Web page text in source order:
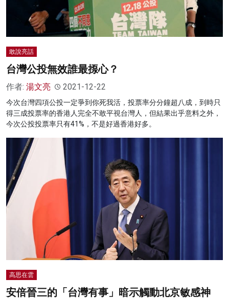
敢說亮話
台灣公投無效誰最揼心？
作者: 湯文亮 2021-12-22
今次台灣四項公投一定爭到你死我活，投票率分分鐘超八成，到時只
得三成投票率的香港人完全不敢平視台灣人，但結果出乎意料之外，
今次公投投票率只有41%，不是好過香港好多。
高思在雲
安倍晉三的「台灣有事」暗示觸動北京敏感神